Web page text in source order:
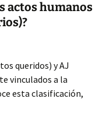
actos humanos
queridos) y AJ
vinculados a la
esta clasificación,